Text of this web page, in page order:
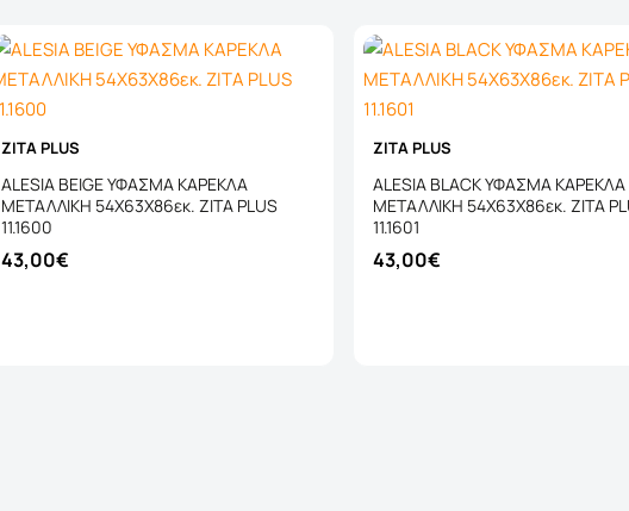
ZITA PLUS
ALESIA BEIGE ΥΦΑΣΜΑ ΚΑΡΕΚΛΑ
ΜΕΤΑΛΛΙΚΗ 54X63X86εκ. ZITA PLUS
11.1600
43,00€
ZITA PLUS
ALESIA BLACK ΥΦΑΣΜΑ ΚΑΡΕΚΛΑ
ΜΕΤΑΛΛΙΚΗ 54X63X86εκ. ZITA
11.1601
43,00€